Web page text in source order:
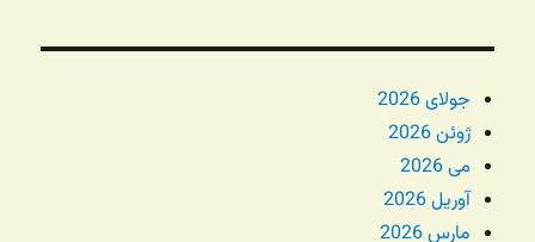
جولای 2026
ژوئن 2026
می 2026
آوریل 2026
مارس 2026